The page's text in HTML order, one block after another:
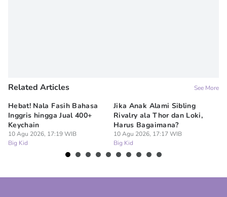
Related Articles See More
Hebat! Nala Fasih Bahasa
Inggris hingga Jual 400+
Keychain
10 Agu 2026, 17:19 WIB
Big Kid
Jika Anak Alami Sibling
Rivalry ala Thor dan Loki,
Harus Bagaimana?
10 Agu 2026, 17:17 WIB
Big Kid